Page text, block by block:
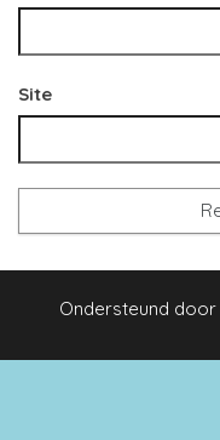
Site
Ondersteund door